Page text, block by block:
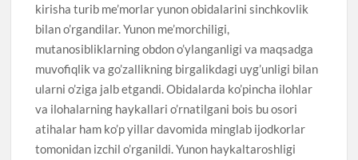
kirisha turib me’morlar yunon obidalarini sinchkovlik
bilan o’rgandilar. Yunon me’morchiligi,
mutanosibliklarning obdon o’ylanganligi va maqsadga
muvofiqlik va go’zallikning birgalikdagi uyg’unligi bilan
ularni o’ziga jalb etgandi. Obidalarda ko’pincha ilohlar
va ilohalarning haykallari o’rnatilgani bois bu osori
atihalar ham ko’p yillar davomida minglab ijodkorlar
tomonidan izchil o’rganildi. Yunon haykaltaroshligi